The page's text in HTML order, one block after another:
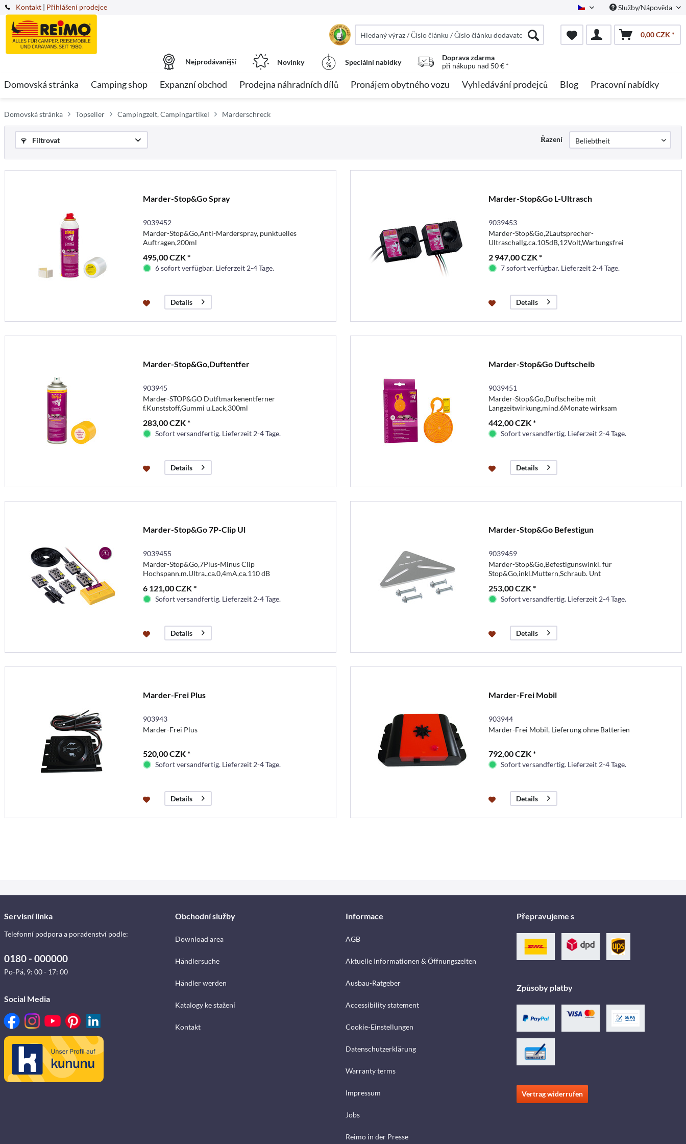
Kontakt Czech Služby/Nápověda
| Přihlášení prodejce
0,00 CZK *
Nejprodávanější Novinky Speciální nabídky
Doprava zdarma
při nákupu nad 50 € *
Domovská stránka Camping shop Expanzní obchod Prodejna náhradních dílů Pronájem obytného vozu Vyhledávání prodejců Blog Pracovní nabídky
Domovská stránka Topseller Campingzelt, Campingartikel Marderschreck
Filtrovat Řazení
Marder-Stop&Go Spray
9039452
Marder-Stop&Go,Anti-Marderspray, punktuelles
Auftragen,200ml
495,00 CZK *
6 sofort verfügbar. Lieferzeit 2-4 Tage.
Details
Marder-Stop&Go L-Ultrasch
9039453
Marder-Stop&Go,2Lautsprecher-
Ultraschallg.ca.105dB,12Volt,Wartungsfrei
2 947,00 CZK *
7 sofort verfügbar. Lieferzeit 2-4 Tage.
Details
Marder-Stop&Go,Duftentfer
903945
Marder-STOP&GO Dutftmarkenentferner
f.Kunststoff,Gummi u.Lack,300ml
283,00 CZK *
Sofort versandfertig. Lieferzeit 2-4 Tage.
Details
Marder-Stop&Go Duftscheib
9039451
Marder-Stop&Go,Duftscheibe mit
Langzeitwirkung,mind.6Monate wirksam
442,00 CZK *
Sofort versandfertig. Lieferzeit 2-4 Tage.
Details
Marder-Stop&Go 7P-Clip Ul
9039455
Marder-Stop&Go,7Plus-Minus Clip
Hochspann.m.Ultra.,ca.0,4mA,ca.110 dB
6 121,00 CZK *
Sofort versandfertig. Lieferzeit 2-4 Tage.
Details
Marder-Stop&Go Befestigun
9039459
Marder-Stop&Go,Befestigunswinkl. für
Stop&Go,inkl.Muttern,Schraub. Unt
253,00 CZK *
Sofort versandfertig. Lieferzeit 2-4 Tage.
Details
Marder-Frei Plus
903943
Marder-Frei Plus
520,00 CZK *
Sofort versandfertig. Lieferzeit 2-4 Tage.
Details
Marder-Frei Mobil
903944
Marder-Frei Mobil, Lieferung ohne Batterien
792,00 CZK *
Sofort versandfertig. Lieferzeit 2-4 Tage.
Details
Servisní linka
Telefonní podpora a poradenství podle:
0180 - 000000
Po-Pá, 9: 00 - 17: 00
Social Media
Obchodní služby
Download area
Händlersuche
Händler werden
Katalogy ke stažení
Kontakt
Informace
AGB
Aktuelle Informationen & Öffnungszeiten
Ausbau-Ratgeber
Accessibility statement
Cookie-Einstellungen
Datenschutzerklärung
Warranty terms
Impressum
Jobs
Reimo in der Presse
Přepravujeme s
Způsoby platby
Vertrag widerrufen